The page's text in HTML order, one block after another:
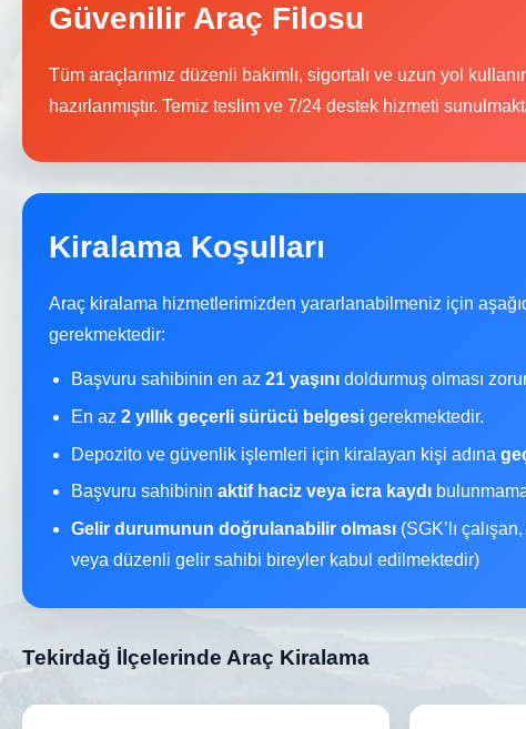
Güvenilir Araç Filosu
Tüm araçlarımız düzenli bakımlı, sigortalı ve uzun yol
hazırlanmıştır. Temiz teslim ve 7/24 destek hizmeti
Kiralama Koşulları
Araç kiralama hizmetlerimizden yararlanabilmeniz için
gerekmektedir:
Başvuru sahibinin en az 21 yaşını doldurmuş olması
En az 2 yıllık geçerli sürücü belgesi gerekmektedir.
Depozito ve güvenlik işlemleri için kiralayan kişi adına
Başvuru sahibinin aktif haciz veya icra kaydı
Gelir durumunun doğrulanabilir olması (SGK’lı
veya düzenli gelir sahibi bireyler kabul edilmektedir)
Tekirdağ İlçelerinde Araç Kiralama